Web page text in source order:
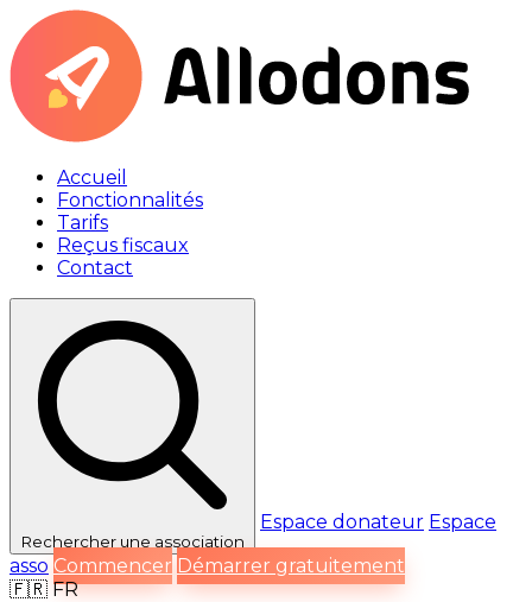
Accueil
Fonctionnalités
Tarifs
Reçus fiscaux
Contact
Rechercherune association
Espace donateur Espace
asso Commencer Démarrer gratuitement
🇫🇷 FR